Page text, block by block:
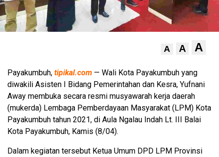
A A A
Payakumbuh, tipikal.com — Wali Kota Payakumbuh yang
diwakili Asisten I Bidang Pemerintahan dan Kesra, Yufnani
Away membuka secara resmi musyawarah kerja daerah
(mukerda) Lembaga Pemberdayaan Masyarakat (LPM) Kota
Payakumbuh tahun 2021, di Aula Ngalau Indah Lt. III Balai
Kota Payakumbuh, Kamis (8/04).
Dalam kegiatan tersebut Ketua Umum DPD LPM Provinsi